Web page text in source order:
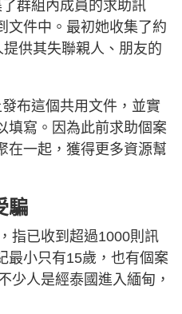
群組內成員的求助訊
文件中。最初她收集了約
供其失聯親人、朋友的
布這個共用文件，並實
填寫。因為此前求助個案
在一起，獲得更多資源幫
騙
指已收到超過1000則訊
最小只有15歲，也有個案
少人是經泰國進入緬甸，